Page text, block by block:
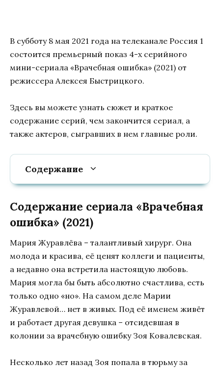
В субботу 8 мая 2021 года на телеканале Россия 1
состоится премьерный показ 4-х серийного
мини-сериала «Врачебная ошибка» (2021) от
режиссера Алексея Быстрицкого.
Здесь вы можете узнать сюжет и краткое
содержание серий, чем закончится сериал, а
также актеров, сыгравших в нем главные роли.
Содержание
Содержание сериала «Врачебная
ошибка» (2021)
Мария Журавлёва – талантливый хирург. Она
молода и красива, её ценят коллеги и пациенты,
а недавно она встретила настоящую любовь.
Мария могла бы быть абсолютно счастлива, есть
только одно «но». На самом деле Марии
Журавлевой… нет в живых. Под её именем живёт
и работает другая девушка – отсидевшая в
колонии за врачебную ошибку Зоя Ковалевская.
Несколько лет назад Зоя попала в тюрьму за